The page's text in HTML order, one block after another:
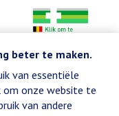
beter te maken.
van essentiële
om onze website te
van andere